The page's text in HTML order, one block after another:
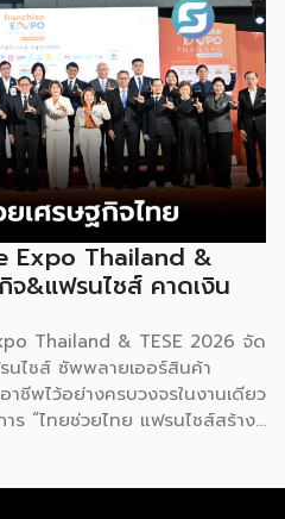
ภากรณ์ อธิบดีกรมพัฒนาธุรกิจ
ภายหลังเป็นประธานเปิดงาน
นด์ บาย สมาร์ท เอสเอ็มอี เอ็กซ์
by Smart SME Expo)” ซึ่ง
นนำที่จัดขึ้นโดย บริษัท พีเอ็มจี
ศักยภาพของผู้ประกอบการและ
การผ่านระบบแฟรนไชส์ […]
Expo Thailand &
&แฟรนไชส์ คาดเงิน
Thailand & TESE 2026 จัด
ไชส์ ซัพพลายเออร์สินค้า
ชีพไว้อย่างครบวงจรในงานเดียว
ร “ไทยช่วยไทย แฟรนไชส์สร้าง